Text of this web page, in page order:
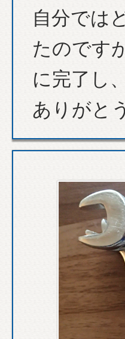
自分では
たのです
に完了し
ありがと